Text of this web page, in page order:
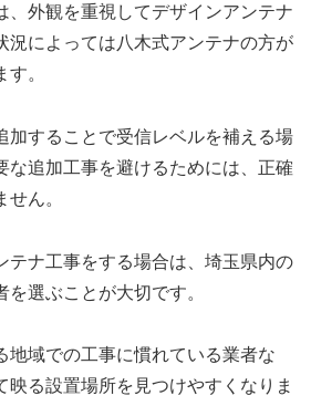
、外観を重視してデザインアンテナ
況によっては八木式アンテナの方が
。
加することで受信レベルを補える場
な追加工事を避けるためには、正確
ん。
テナ工事をする場合は、埼玉県内の
選ぶことが大切です。
地域での工事に慣れている業者な
映る設置場所を見つけやすくなりま